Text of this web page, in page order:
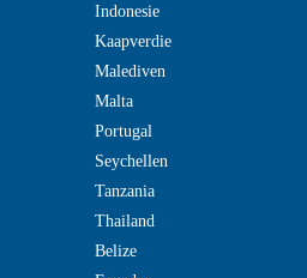
Indonesie
Kaapverdie
Malediven
Malta
Portugal
Seychellen
Tanzania
Thailand
Belize